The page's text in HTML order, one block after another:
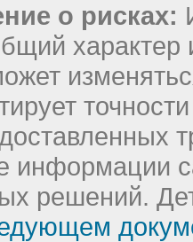
о рисках:
информации
решений.